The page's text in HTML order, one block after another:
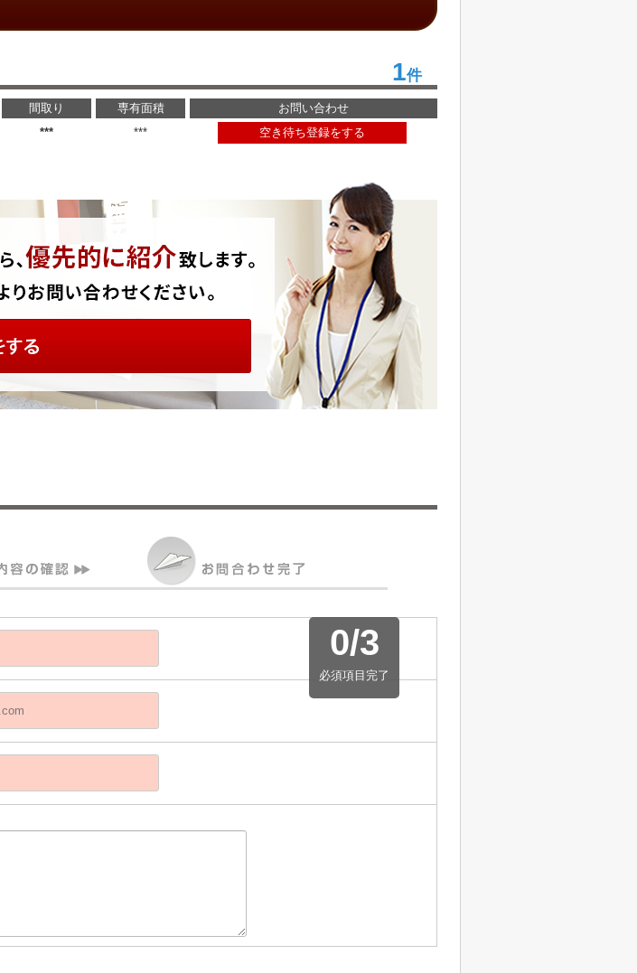
1件
間取り 専有面積
お問い合わせ
*** ***
空き待ち登録をする
0/3
必須項目完了